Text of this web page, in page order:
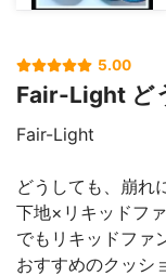
5.00
Fair-Light ど
Fair-Light
どうしても、崩れ
下地×リキッドフ
でもリキッドファ
おすすめのクッシ